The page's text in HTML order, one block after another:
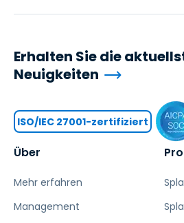
Über
Mehr erfahren
Management
Erhalten Sie die
Neuigkeiten
ISO/IEC 27001-zertifiziert